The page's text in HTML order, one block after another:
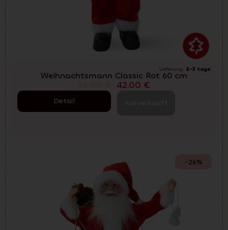
Lieferung: 2-3 tage
Weihnachtsmann Classic Rot 60 cm
42.00 €
Detail
-26%